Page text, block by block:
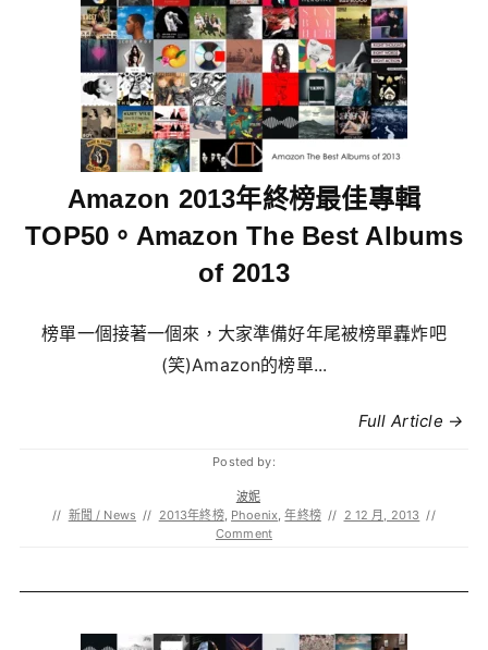
Amazon 2013年終榜最佳專輯
TOP50。Amazon The Best Albums
of 2013
榜單一個接著一個來，大家準備好年尾被榜單轟炸吧
(笑)Amazon的榜單...
Full Article →
Posted by:
波妮
// 新聞 / News // 2013年終榜, Phoenix,年終榜 // 2 12 月, 2013 //
Comment